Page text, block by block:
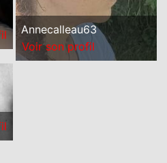
Annecalleau63
Voir son profil